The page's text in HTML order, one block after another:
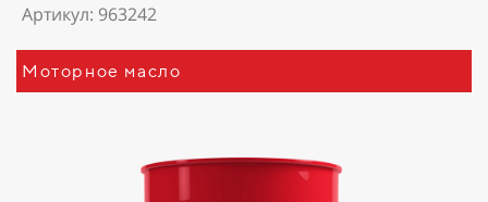
Артикул: 963242
Моторное масло